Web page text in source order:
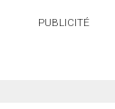
PUBLICITÉ